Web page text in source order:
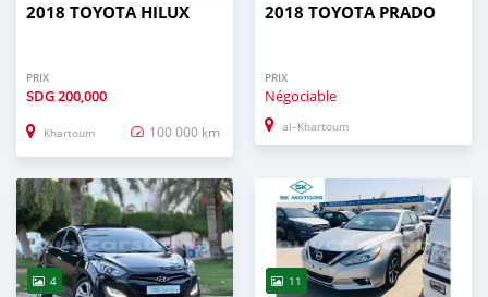
2018 TOYOTA HILUX
PRIX
SDG200,000
Khartoum 100 000 km
2018 TOYOTA PRADO
PRIX
Négociable
al–Khartoum
4 11